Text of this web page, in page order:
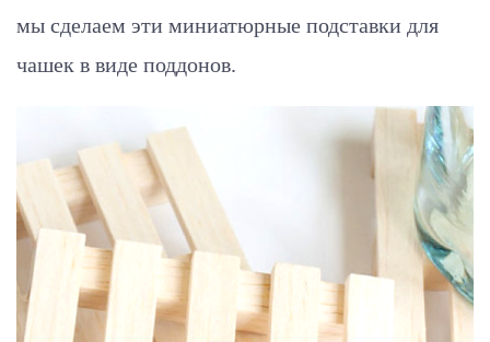
мы сделаем эти миниатюрные подставки для
чашек в виде поддонов.